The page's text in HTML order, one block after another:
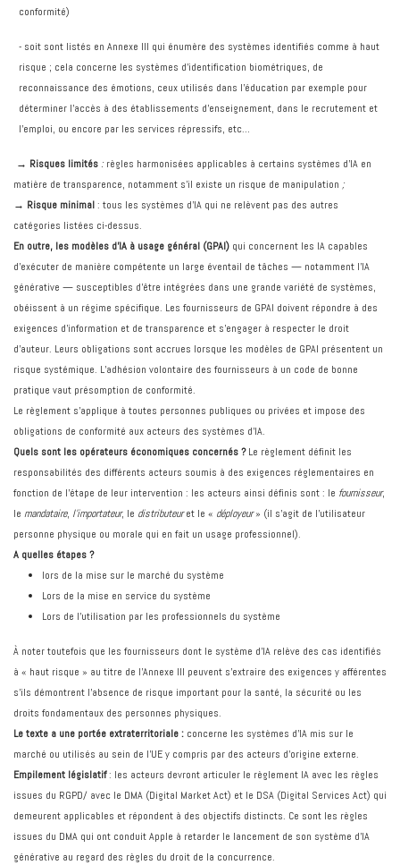
conformité)
- soit sont listés en Annexe III qui énumère des systèmes identifiés comme à haut
risque ; cela concerne les systèmes d’identification biométriques, de
reconnaissance des émotions, ceux utilisés dans l’éducation par exemple pour
déterminer l’accès à des établissements d’enseignement, dans le recrutement et
l’emploi, ou encore par les services répressifs, etc…
→ Risques limités :règles harmonisées applicables à certains systèmes d’IA en
matière de transparence, notamment s’il existe un risque de manipulation ;
→ Risque minimal: tous les systèmes d’IA qui ne relèvent pas des autres
catégories listées ci-dessus.
En outre, les modèles d’IA à usage général (GPAI) qui concernent les IA capables
d’exécuter de manière compétente un large éventail de tâches — notamment l’IA
générative — susceptibles d’être intégrées dans une grande variété de systèmes,
obéissent à un régime spécifique. Les fournisseurs de GPAI doivent répondre à des
exigences d’information et de transparence et s’engager à respecter le droit
d’auteur. Leurs obligations sont accrues lorsque les modèles de GPAI présentent un
risque systémique. L’adhésion volontaire des fournisseurs à un code de bonne
pratique vaut présomption de conformité.
Le règlement s’applique à toutes personnes publiques ou privées et impose des
obligations de conformité aux acteurs des systèmes d’IA.
Quels sont les opérateurs économiques concernés ?Le règlement définit les
responsabilités des différents acteurs soumis à des exigences réglementaires en
fonction de l’étape de leur intervention : les acteurs ainsi définis sont : le fournisseur,
le mandataire, l’importateur, le distributeuret le « déployeur» (il s’agit de l’utilisateur
personne physique ou morale qui en fait un usage professionnel).
A quelles étapes ?
lors de la mise sur le marché du système
Lors de la mise en service du système
Lors de l’utilisation par les professionnels du système
À noter toutefois que les fournisseurs dont le système d'IA relève des cas identifiés
à « haut risque » au titre de l’Annexe III peuvent s’extraire des exigences y afférentes
s’ils démontrent l’absence de risque important pour la santé, la sécurité ou les
droits fondamentaux des personnes physiques.
Le texte a une portée extraterritoriale : concerne les systèmes d’IA mis sur le
marché ou utilisés au sein de l’UE y compris par des acteurs d’origine externe.
Empilement législatif: les acteurs devront articuler le règlement IA avec les règles
issues du RGPD/ avec le DMA (Digital Market Act) et le DSA (Digital Services Act) qui
demeurent applicables et répondent à des objectifs distincts. Ce sont les règles
issues du DMA qui ont conduit Apple à retarder le lancement de son système d’IA
générative au regard des règles du droit de la concurrence.